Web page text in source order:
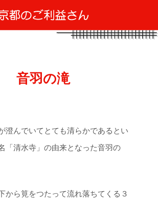
音羽の滝
澄んでいてとても清らかであるとい
「清水寺」の由来となった音羽の
から筧をつたって流れ落ちてくる３